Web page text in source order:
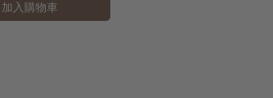
加入購物車